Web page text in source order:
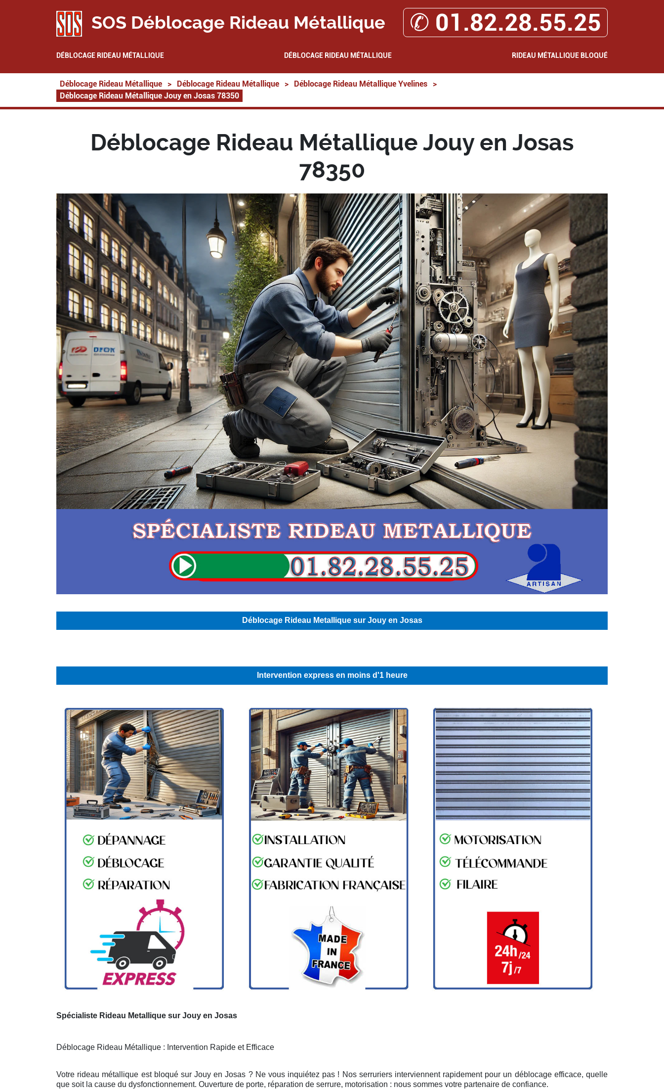
SOS Déblocage Rideau Métallique ✆ 01.82.28.55.25
DÉBLOCAGE RIDEAU MÉTALLIQUE DÉBLOCAGE RIDEAU MÉTALLIQUE RIDEAU MÉTALLIQUE BLOQUÉ
Déblocage Rideau Métallique > Déblocage Rideau Métallique > Déblocage Rideau Métallique Yvelines
>
Déblocage Rideau Métallique Jouy en Josas 78350
Déblocage Rideau Métallique Jouy en Josas
78350
Déblocage Rideau Metallique sur Jouy en Josas
Intervention express en moins d'1 heure
Spécialiste Rideau Metallique sur Jouy en Josas
Déblocage Rideau Métallique : Intervention Rapide et Efficace
Votre rideau métallique est bloqué sur Jouy en Josas ? Ne vous inquiétez pas ! Nos serruriers interviennent rapidement pour un déblocage efficace, quelle
que soit la cause du dysfonctionnement. Ouverture de porte, réparation de serrure, motorisation : nous sommes votre partenaire de confiance.